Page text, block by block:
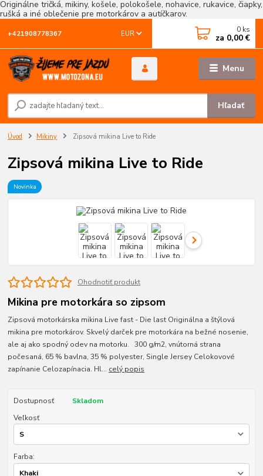
Originálne tričká, mikiny, košele, polokošele, nohavice, rukavice, čiapky,
rušká a iné oblečenie pre motorkárov a autíčkarov.
Menu
EUR
Hľadať
+421908778367 0 ks
za 0,00 €
Úvod Mikiny Zipsová mikina Live to Ride
Zipsová mikina Live to Ride
Novinka
Ohodnotiť produkt
Mikina pre motorkára so zipsom
Zipsová motorkárska mikina Live fast - Die last Originálna a štýlová
mikina pre motorkárov. Skvelý darček pre motorkára na bežné nosenie,
ale aj ako spodný odev na motorku. 300 g/m2, vnútorná strana
počesaná, 65 % bavlna, 35 % polyester, Single Jersey Celokovové
zapínanie Celozapínacia. Hl... celý popis
Dostupnosť
Skladom
Veľkosť
Farba: